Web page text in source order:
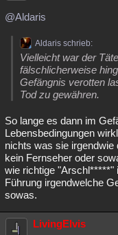
@Aldaris
Aldaris schrieb:
Vielleicht war der
fälschlicherweise
Gefängnis verotten
Tod zu gewähren.
So lange es dann im
Lebensbedingungen
nichts was sie
kein Fernseher oder
wie richtige "Arschl*****"
Führung irgendwelche
sowas.
LivingElvis